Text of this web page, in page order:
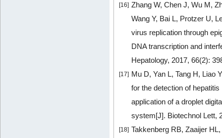
[16] Zhang W, Chen J, Wu M,
Wang Y, Bai L, Protzer U,
virus replication through
DNA transcription and
Hepatology, 2017, 66(2):
[17] Mu D, Yan L, Tang H, Liao
for the detection of
application of a droplet
system[J]. Biotechnol Lett,
[18] Takkenberg RB, Zaaijer